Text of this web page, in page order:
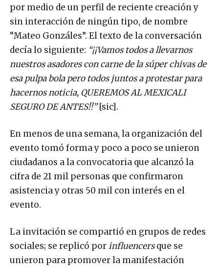
por medio de un perfil de reciente creación y
sin interacción de ningún tipo, de nombre
“Mateo Gonzáles”. El texto de la conversación
decía lo siguiente: “¡¡Vamos todos a llevarnos
nuestros asadores con carne de la súper chivas de
esa pulpa bola pero todos juntos a protestar para
hacernos noticia, QUEREMOS AL MEXICALI
SEGURO DE ANTES!!”[sic].
En menos de una semana, la organización del
evento tomó forma y poco a poco se unieron
ciudadanos a la convocatoria que alcanzó la
cifra de 21 mil personas que confirmaron
asistencia y otras 50 mil con interés en el
evento.
La invitación se compartió en grupos de redes
sociales; se replicó porinfluencersque se
unieron para promover la manifestación